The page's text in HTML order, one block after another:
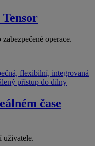
operace.
flexibilní, integrovaná
přístup do dílny
čase
uživatele.